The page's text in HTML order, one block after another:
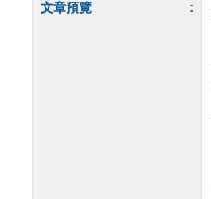
文章預覽 :